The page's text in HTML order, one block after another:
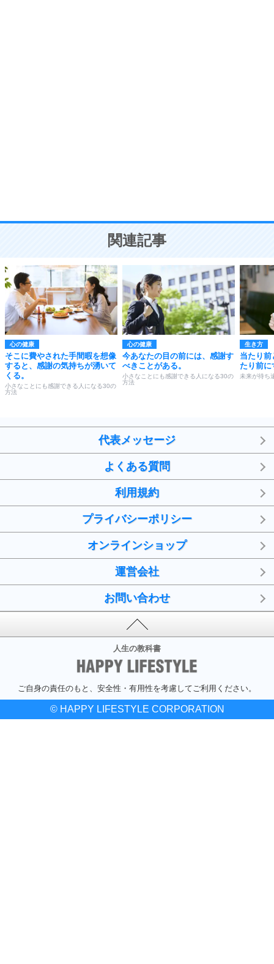
ことが大切。
関連記事
心の健康
そこに費やされた手間暇を想像
すると、感謝の気持ちが湧いて
くる。
小さなことにも感謝できる人になる30の
方法
心の健康
今あなたの目の前には、感謝す
べきことがある。
小さなことにも感謝できる人になる30の
方法
生き方
当たり
たり前に
未来が待ち
代表メッセージ
よくある質問
利用規約
プライバシーポリシー
オンラインショップ
運営会社
お問い合わせ
人生の教科書
ご自身の責任のもと、安全性・有用性を考慮してご利用ください。
© HAPPY LIFESTYLE CORPORATION